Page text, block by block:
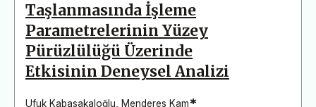
Taşlanmasında İşleme
Parametrelerinin Yüzey
Pürüzlülüğü Üzerinde
Etkisinin Deneysel Analizi
Ufuk Kabasakaloğlu Menderes Kam*